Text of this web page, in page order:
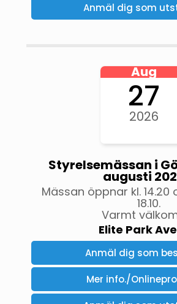
Anmäl dig som
Aug
27
2026
Styrelsemässan i
augusti
Mässan öppnar kl. 14.20
18.10.
Varmt
Elite Park
Anmäl dig som
Mer info./